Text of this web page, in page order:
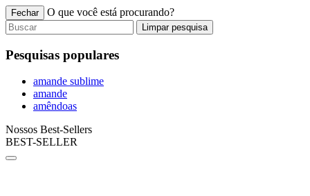
Fechar O que você está procurando?
Limpar pesquisa
Pesquisas populares
amande sublime
amande
amêndoas
Nossos Best-Sellers
BEST-SELLER